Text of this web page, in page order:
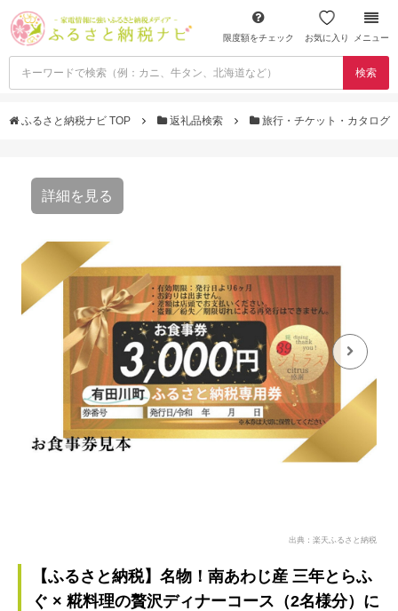
限度額をチェック お気に入り メニュー
検索
ふるさと納税ナビ TOP 返礼品検索 旅行・チケット・カタログ
詳細を見る
出典：楽天ふるさと納税
【ふるさと納税】名物！南あわじ産 三年とらふ
ぐ × 糀料理の贅沢ディナーコース（2名様分）に